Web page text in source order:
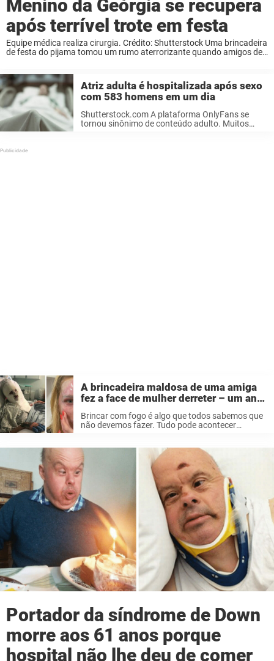
Menino da Geórgia se recupera
após terrível trote em festa
Equipe médica realiza cirurgia. Crédito: Shutterstock Uma brincadeira
de festa do pijama tomou um rumo aterrorizante quando amigos de
Atriz adulta é hospitalizada após sexo
com 583 homens em um dia
Shutterstock.com A plataforma OnlyFans se
tornou sinônimo de conteúdo adulto. Muitos
A brincadeira maldosa de uma amiga
fez a face de mulher derreter – um ano
mais tarde e ela está totalmente
irreconhecível
Brincar com fogo é algo que todos sabemos que
não devemos fazer. Tudo pode acontecer
28 anos, isso terminou mal. Quando ...
Portador da síndrome de Down
morre aos 61 anos porque
hospital não lhe deu de comer